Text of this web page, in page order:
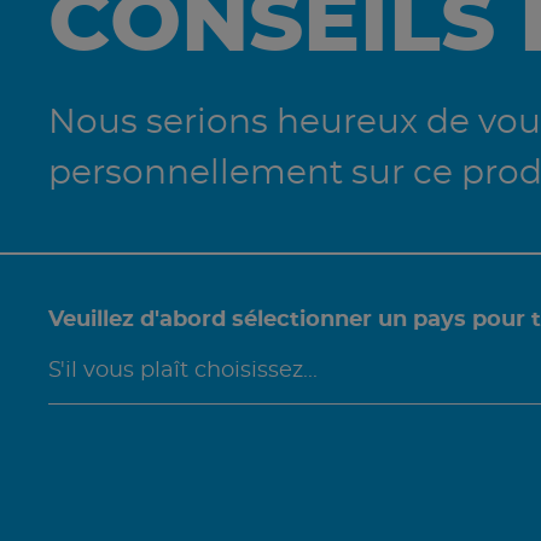
CONSEILS
Nous serions heureux de
personnellement sur ce
Veuillez d'abord sélectionner un pays